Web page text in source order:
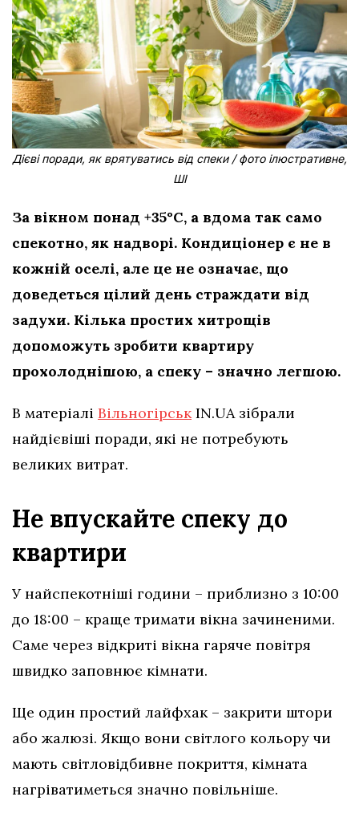
Дієві поради, як врятуватись від спеки / фото ілюстративне,
ШІ
За вікном понад +35°C, а вдома так само
спекотно, як надворі. Кондиціонер є не в
кожній оселі, але це не означає, що
доведеться цілий день страждати від
задухи. Кілька простих хитрощів
допоможуть зробити квартиру
прохолоднішою, а спеку – значно легшою.
В матеріалі ВільногірськIN.UA зібрали
найдієвіші поради, які не потребують
великих витрат.
Не впускайте спеку до
квартири
У найспекотніші години – приблизно з 10:00
до 18:00 – краще тримати вікна зачиненими.
Саме через відкриті вікна гаряче повітря
швидко заповнює кімнати.
Ще один простий лайфхак – закрити штори
або жалюзі. Якщо вони світлого кольору чи
мають світловідбивне покриття, кімната
нагріватиметься значно повільніше.